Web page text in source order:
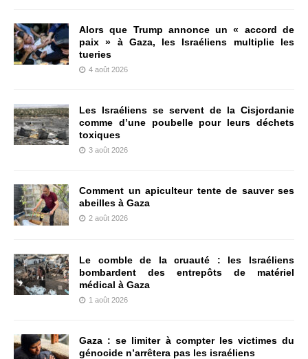
Alors que Trump annonce un « accord de
paix » à Gaza, les Israéliens multiplie les
tueries
4 août 2026
Les Israéliens se servent de la Cisjordanie
comme d’une poubelle pour leurs déchets
toxiques
3 août 2026
Comment un apiculteur tente de sauver ses
abeilles à Gaza
2 août 2026
Le comble de la cruauté : les Israéliens
bombardent des entrepôts de matériel
médical à Gaza
1 août 2026
Gaza : se limiter à compter les victimes du
génocide n’arrêtera pas les israéliens